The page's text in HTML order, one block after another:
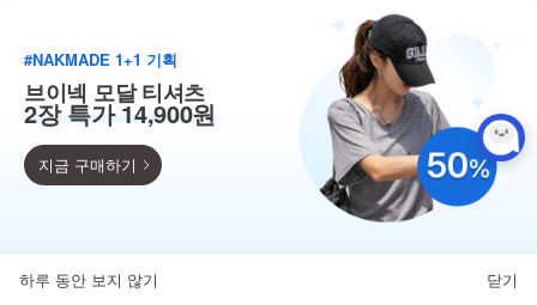
득템찬스
#NAKMADE 1+1 기획
브이넥 모달 티셔츠
2장 특가 14,900원
지금 구매하기
하루 동안 보지 않기 닫기
뒤로가기 카테고리 마이페이지